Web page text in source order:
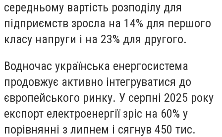
середньому вартість розподілу для
підприємств зросла на 14% для першого
класу напруги і на 23% для другого.
Водночас українська енергосистема
продовжує активно інтегруватися до
європейського ринку. У серпні 2025 року
експорт електроенергії зріс на 60% у
порівнянні з липнем і сягнув 450 тис.